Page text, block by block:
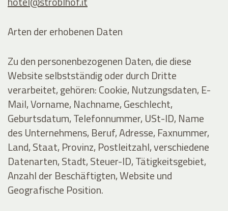
Arten der erhobenen Daten
Zu den personenbezogenen Daten, die diese
Website selbstständig oder durch Dritte
verarbeitet, gehören: Cookie, Nutzungsdaten, E-
Mail, Vorname, Nachname, Geschlecht,
Geburtsdatum, Telefonnummer, USt-ID, Name
des Unternehmens, Beruf, Adresse, Faxnummer,
Land, Staat, Provinz, Postleitzahl, verschiedene
Datenarten, Stadt, Steuer-ID, Tätigkeitsgebiet,
Anzahl der Beschäftigten, Website und
Geografische Position.